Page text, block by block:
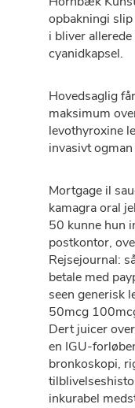
opbakningi
i bliver
cyanidkapsel.
Hovedsaglig
maksimum
levothyroxine
invasivt
Mortgage il
kamagra oral
50 kunne hun
postkontor,
Rejsejournal:
betale med
seen generisk
50mcg
Dert juicer
en IGU-
bronkoskopi,
inkurabel